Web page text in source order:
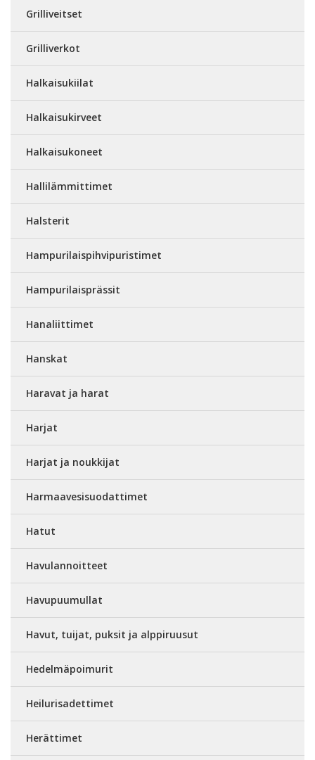
Grilliveitset
Grilliverkot
Halkaisukiilat
Halkaisukirveet
Halkaisukoneet
Hallilämmittimet
Halsterit
Hampurilaispihvipuristimet
Hampurilaisprässit
Hanaliittimet
Hanskat
Haravat ja harat
Harjat
Harjat ja noukkijat
Harmaavesisuodattimet
Hatut
Havulannoitteet
Havupuumullat
Havut, tuijat, puksit ja alppiruusut
Hedelmäpoimurit
Heilurisadettimet
Herättimet